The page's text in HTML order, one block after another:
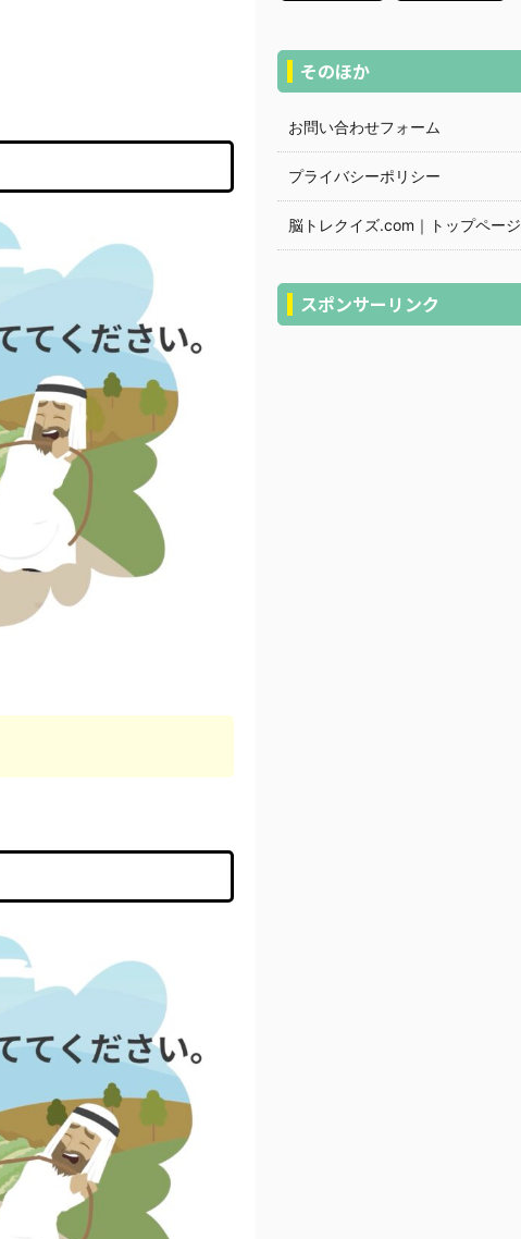
そのほか
お問い合わせフォーム
プライバシーポリシー
脳トレクイズ.com｜トップページ
スポンサーリンク